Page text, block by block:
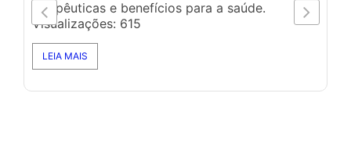
terapêuticas e benefícios para a saúde.
Visualizações: 615
LEIA MAIS